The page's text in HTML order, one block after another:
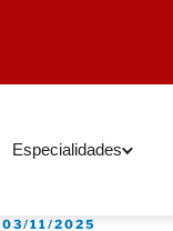
Especialidades
03/11/2025